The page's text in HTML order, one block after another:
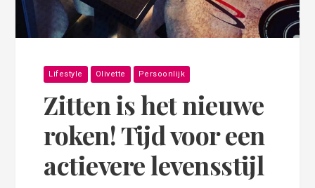
Lifestyle Olivette Persoonlijk
Zitten is het nieuwe
roken! Tijd voor een
actievere levensstijl